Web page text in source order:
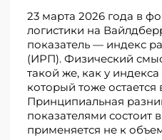
23 марта 2026 года в
логистики на
показатель — индекс
(ИРП). Физический
такой же, как у
который тоже
Принципиальная
показателями состоит
применяется не к